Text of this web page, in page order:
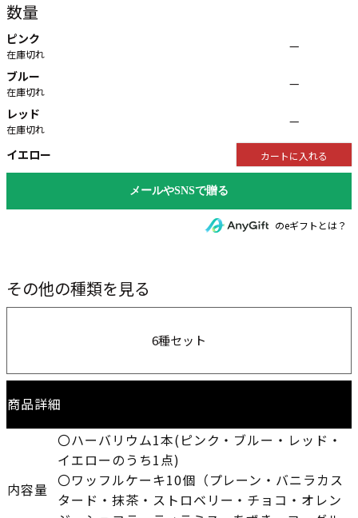
数量
ピンク
在庫切れ
—
ブルー
在庫切れ
—
レッド
在庫切れ
—
イエロー カートに入れる
のeギフトとは？
その他の種類を見る
6種セット
商品詳細
内容量
〇ハーバリウム1本(ピンク・ブルー・レッド・
イエローのうち1点)
〇ワッフルケーキ10個（プレーン・バニラカス
タード・抹茶・ストロベリー・チョコ・オレン